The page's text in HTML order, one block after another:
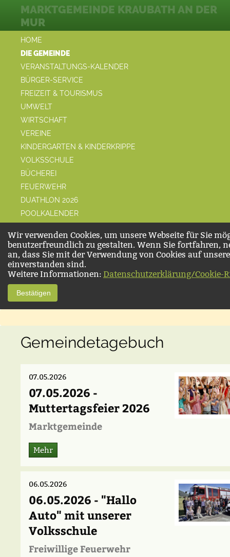
HOME
DIE GEMEINDE
VERANSTALTUNGS-KALENDER
BÜRGER-SERVICE
FREIZEIT & TOURISMUS
UMWELT
WIRTSCHAFT
VEREINE
KINDERGARTEN & KINDERKRIPPE
VOLKSSCHULE
BÜCHEREI
FEUERWEHR
DUATHLON 2026
POOLKALENDER
MARKTGEMEINDE KRAUBATH AN DER
MUR
Wir verwenden Cookies, um unsere Webseite für Sie
benutzerfreundlich zu gestalten. Wenn Sie fortfahren,
an, dass Sie mit der Verwendung von Cookies auf
einverstanden sind.
Weitere Informationen: Datenschutzerklärung/Cookie-
Bestätigen
Gemeindetagebuch
07.05.2026
07.05.2026 -
Muttertagsfeier 2026
Marktgemeinde
Mehr
06.05.2026
06.05.2026 - "Hallo
Auto" mit unserer
Volksschule
Freiwillige Feuerwehr